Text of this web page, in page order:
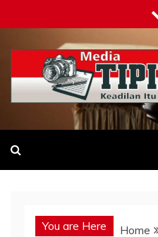
to
content
Tipikor-ri-online.my.id
Keadilan Itu Wajib Bersih
You are Here Home